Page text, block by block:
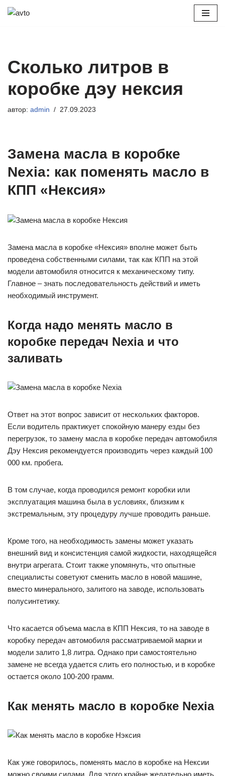
Сколько литров в
коробке дэу нексия
автор: admin 27.09.2023
Замена масла в коробке
Nexia: как поменять масло в
КПП «Нексия»
Замена масла в коробке «Нексия» вполне может быть
проведена собственными силами, так как КПП на этой
модели автомобиля относится к механическому типу.
Главное – знать последовательность действий и иметь
необходимый инструмент.
Когда надо менять масло в
коробке передач Nexia и что
заливать
Ответ на этот вопрос зависит от нескольких факторов.
Если водитель практикует спокойную манеру езды без
перегрузок, то замену масла в коробке передач автомобиля
Дэу Нексия рекомендуется производить через каждый 100
000 км. пробега.
В том случае, когда проводился ремонт коробки или
эксплуатация машина была в условиях, близким к
экстремальным, эту процедуру лучше проводить раньше.
Кроме того, на необходимость замены может указать
внешний вид и консистенция самой жидкости, находящейся
внутри агрегата. Стоит также упомянуть, что опытные
специалисты советуют сменить масло в новой машине,
вместо минерального, залитого на заводе, использовать
полусинтетику.
Что касается объема масла в КПП Нексия, то на заводе в
коробку передач автомобиля рассматриваемой марки и
модели залито 1,8 литра. Однако при самостоятельно
замене не всегда удается слить его полностью, и в коробке
остается около 100-200 грамм.
Как менять масло в коробке Nexia
Как уже говорилось, поменять масло в коробке на Нексии
можно своими силами. Для этого крайне желательно иметь